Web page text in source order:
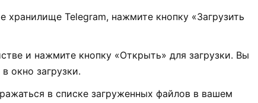
хранилище Telegram, нажмите кнопку «Загрузить
и нажмите кнопку «Открыть» для загрузки. Вы
окно загрузки.
в списке загруженных файлов в вашем